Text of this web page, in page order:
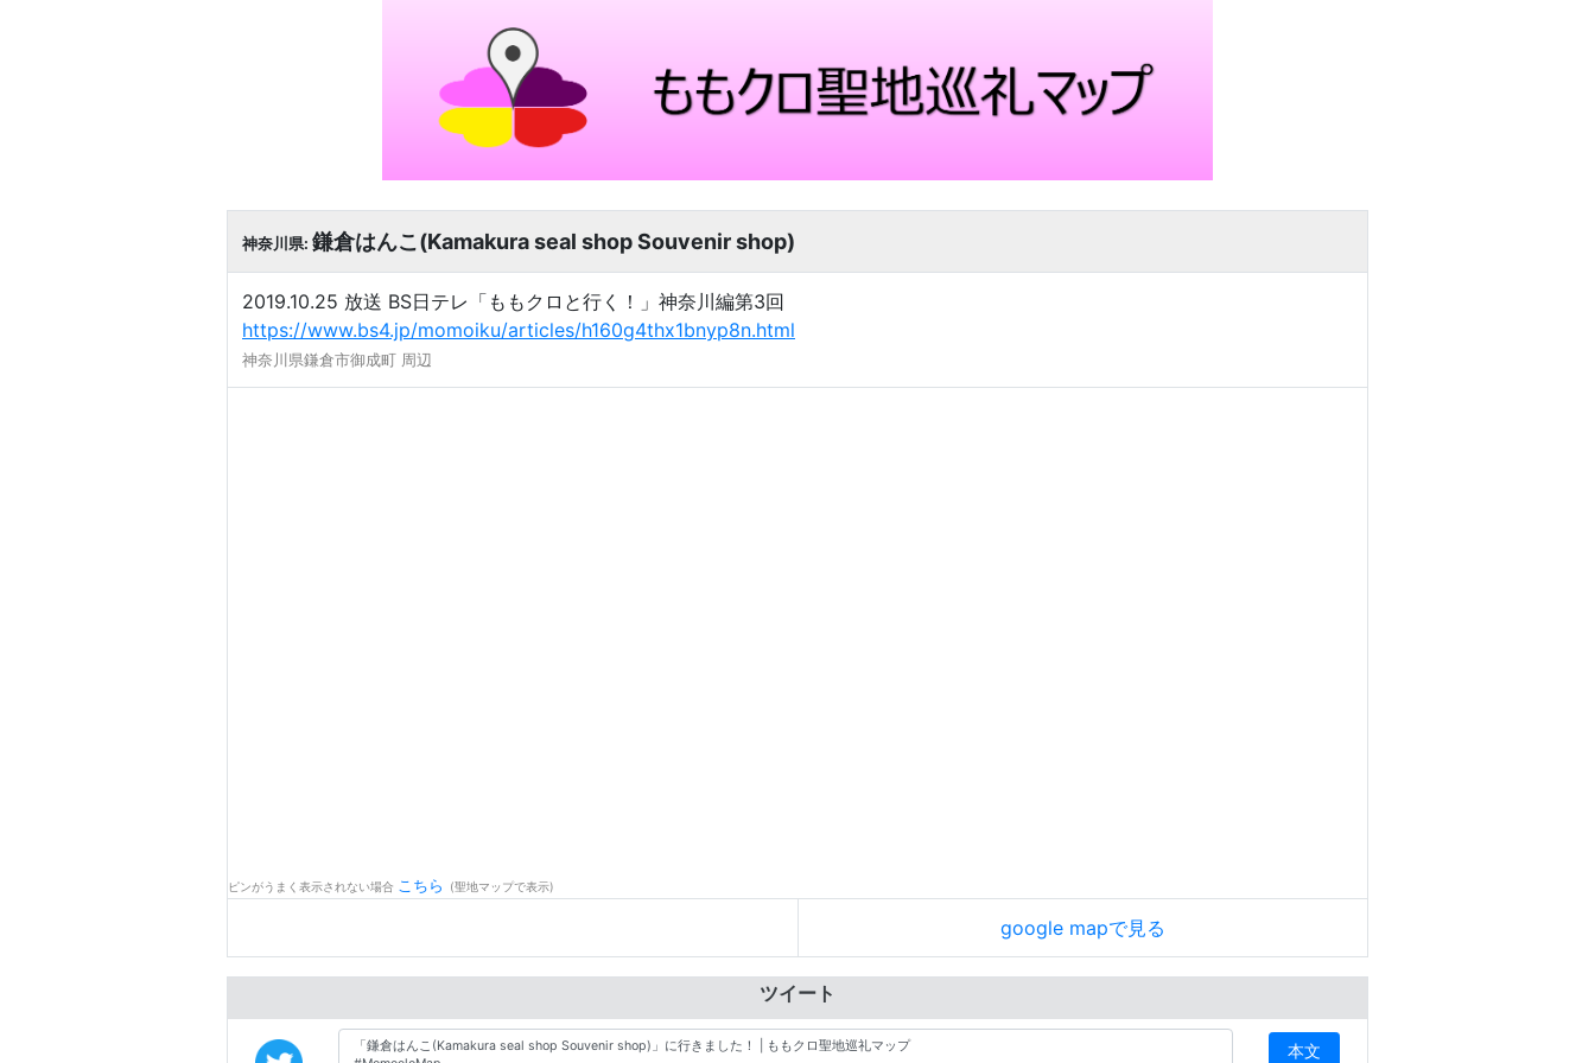
神奈川県: 鎌倉はんこ(Kamakura seal shop Souvenir shop)
2019.10.25 放送 BS日テレ「ももクロと行く！」神奈川編第3回
https://www.bs4.jp/momoiku/articles/h160g4thx1bnyp8n.html
神奈川県鎌倉市御成町 周辺
ピンがうまく表示されない場合 こちら (聖地マップで表示)
google mapで見る
ツイート
本文